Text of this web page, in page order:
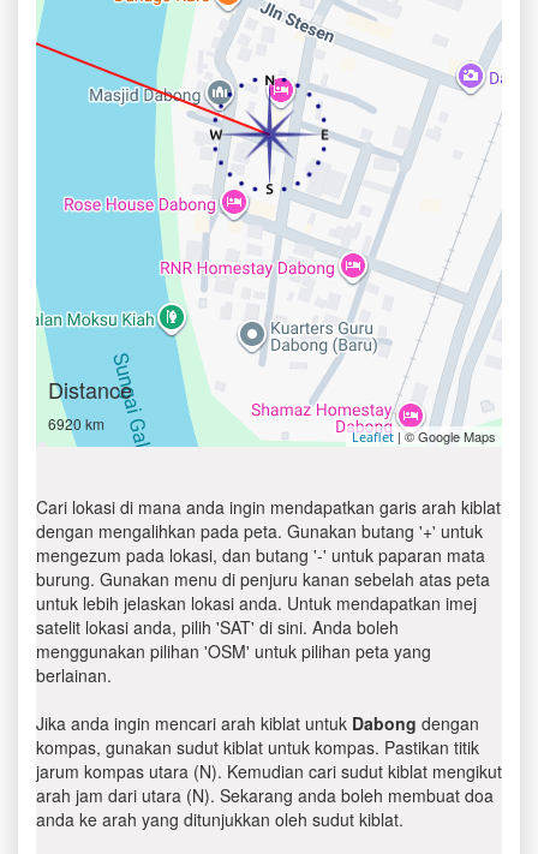
Distance
6920 km
Leaflet | © Google Maps
Cari lokasi di mana anda ingin mendapatkan garis arah kiblat
dengan mengalihkan pada peta. Gunakan butang '+' untuk
mengezum pada lokasi, dan butang '-' untuk paparan mata
burung. Gunakan menu di penjuru kanan sebelah atas peta
untuk lebih jelaskan lokasi anda. Untuk mendapatkan imej
satelit lokasi anda, pilih 'SAT' di sini. Anda boleh
menggunakan pilihan 'OSM' untuk pilihan peta yang
berlainan.
Jika anda ingin mencari arah kiblat untuk Dabong dengan
kompas, gunakan sudut kiblat untuk kompas. Pastikan titik
jarum kompas utara (N). Kemudian cari sudut kiblat mengikut
arah jam dari utara (N). Sekarang anda boleh membuat doa
anda ke arah yang ditunjukkan oleh sudut kiblat.